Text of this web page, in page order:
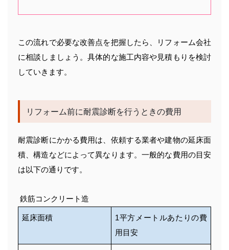
この流れで必要な改善点を把握したら、リフォーム会社
に相談しましょう。具体的な施工内容や見積もりを検討
していきます。
リフォーム前に耐震診断を行うときの費用
耐震診断にかかる費用は、依頼する業者や建物の延床面
積、構造などによって異なります。一般的な費用の目安
は以下の通りです。
鉄筋コンクリート造
延床面積
1平方メートルあたりの費
用目安